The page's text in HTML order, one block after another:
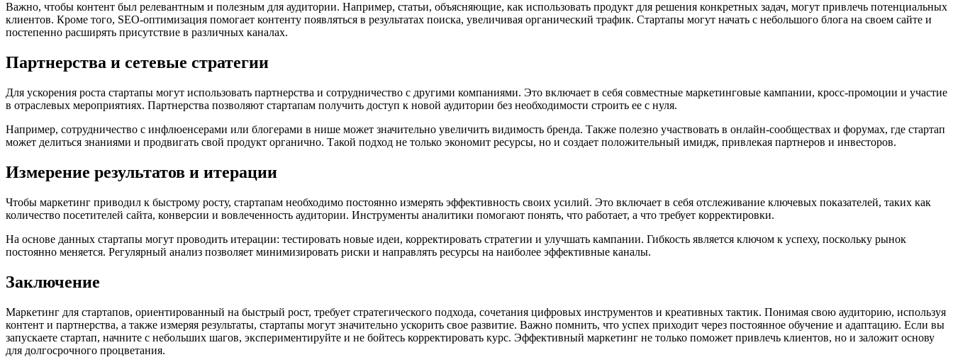
Важно, чтобы контент был релевантным и полезным для аудитории. Например, статьи, объясняющие, как использовать продукт для решения конкретных задач, могут привлечь потенциальных
клиентов. Кроме того, SEO-оптимизация помогает контенту появляться в результатах поиска, увеличивая органический трафик. Стартапы могут начать с небольшого блога на своем сайте и
постепенно расширять присутствие в различных каналах.
Партнерства и сетевые стратегии
Для ускорения роста стартапы могут использовать партнерства и сотрудничество с другими компаниями. Это включает в себя совместные маркетинговые кампании, кросс-промоции и участие
в отраслевых мероприятиях. Партнерства позволяют стартапам получить доступ к новой аудитории без необходимости строить ее с нуля.
Например, сотрудничество с инфлюенсерами или блогерами в нише может значительно увеличить видимость бренда. Также полезно участвовать в онлайн-сообществах и форумах, где стартап
может делиться знаниями и продвигать свой продукт органично. Такой подход не только экономит ресурсы, но и создает положительный имидж, привлекая партнеров и инвесторов.
Измерение результатов и итерации
Чтобы маркетинг приводил к быстрому росту, стартапам необходимо постоянно измерять эффективность своих усилий. Это включает в себя отслеживание ключевых показателей, таких как
количество посетителей сайта, конверсии и вовлеченность аудитории. Инструменты аналитики помогают понять, что работает, а что требует корректировки.
На основе данных стартапы могут проводить итерации: тестировать новые идеи, корректировать стратегии и улучшать кампании. Гибкость является ключом к успеху, поскольку рынок
постоянно меняется. Регулярный анализ позволяет минимизировать риски и направлять ресурсы на наиболее эффективные каналы.
Заключение
Маркетинг для стартапов, ориентированный на быстрый рост, требует стратегического подхода, сочетания цифровых инструментов и креативных тактик. Понимая свою аудиторию, используя
контент и партнерства, а также измеряя результаты, стартапы могут значительно ускорить свое развитие. Важно помнить, что успех приходит через постоянное обучение и адаптацию. Если вы
запускаете стартап, начните с небольших шагов, экспериментируйте и не бойтесь корректировать курс. Эффективный маркетинг не только поможет привлечь клиентов, но и заложит основу
для долгосрочного процветания.